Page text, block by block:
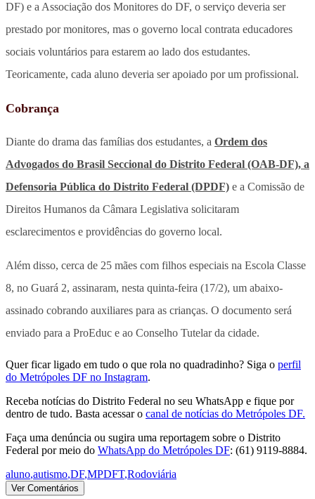
DF) e a Associação dos Monitores do DF, o serviço deveria ser
prestado por monitores, mas o governo local contrata educadores
sociais voluntários para estarem ao lado dos estudantes.
Teoricamente, cada aluno deveria ser apoiado por um profissional.
Cobrança
Diante do drama das famílias dos estudantes, a Ordem dos
Advogados do Brasil Seccional do Distrito Federal (OAB-DF), a
Defensoria Pública do Distrito Federal (DPDF) e a Comissão de
Direitos Humanos da Câmara Legislativa solicitaram
esclarecimentos e providências do governo local.
Além disso, cerca de 25 mães com filhos especiais na Escola Classe
8, no Guará 2, assinaram, nesta quinta-feira (17/2), um abaixo-
assinado cobrando auxiliares para as crianças. O documento será
enviado para a ProEduc e ao Conselho Tutelar da cidade.
Quer ficar ligado em tudo o que rola no quadradinho? Siga o perfil
do Metrópoles DF no Instagram.
Receba notícias do Distrito Federal no seu WhatsApp e fique por
dentro de tudo. Basta acessar o canal de notícias do Metrópoles DF.
Faça uma denúncia ou sugira uma reportagem sobre o Distrito
Federal por meio do WhatsApp do Metrópoles DF: (61) 9119-8884.
aluno,autismo,DF,MPDFT,Rodoviária
Ver Comentários